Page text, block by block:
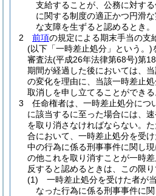
支給することが、公務に対す
に関する制度の適正かつ円滑
な支障を生ずると認めるとき。
2
前項の規定による期末手当の支
(以下「一時差止処分」という。)
審査法(平成26年法律第68号)第
期間が経過した後においては、
の変化を理由に、当該一時差止
取消しを申し立てることができる
3
任命権者は、一時差止処分につ
に該当するに至った場合には、
を取り消さなければならない。 た
合において、一時差止処分を受
中の行為に係る刑事事件に関し
の他これを取り消すことが一時
反すると認めるときは、この限り
(1)
一時差止処分を受けた者が
なった行為に係る刑事事件に